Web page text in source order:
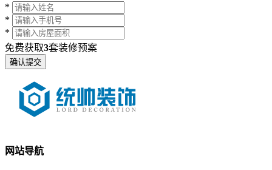
*
*
*
免费获取3套装修预案
网站导航